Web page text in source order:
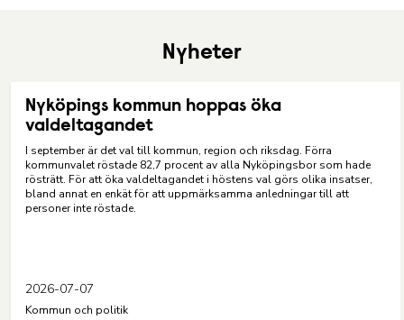
Nyheter
Nyköpings kommun hoppas öka
valdeltagandet
I september är det val till kommun, region och riksdag. Förra
kommunvalet röstade 82,7 procent av alla Nyköpingsbor som hade
rösträtt. För att öka valdeltagandet i höstens val görs olika insatser,
bland annat en enkät för att uppmärksamma anledningar till att
personer inte röstade.
2026-07-07
Kommun och politik